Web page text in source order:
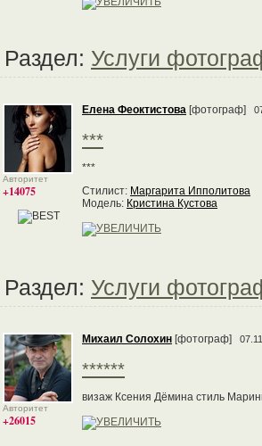
Раздел: Услуги
Авторитет
+14075
Елена Феоктистова [фотограф]
***
***
Стилист: Маргарита Ипполитова
Модель: Кристина Кустова
Раздел: Услуги
Авторитет
+26015
Михаил Солохин [фотограф]
******
визаж Ксения Дёмина стиль